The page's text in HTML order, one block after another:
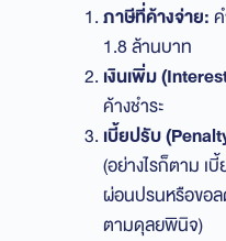
ภาษีที่ค้างจ่าย:
1.8 ล้านบาท
เงินเพิ่ม
ค้างชำระ
เบี้ยปรับ
(อย่างไรก็ตาม เ
ผ่อนปรนหรือขอ
ตามดุลยพินิจ)